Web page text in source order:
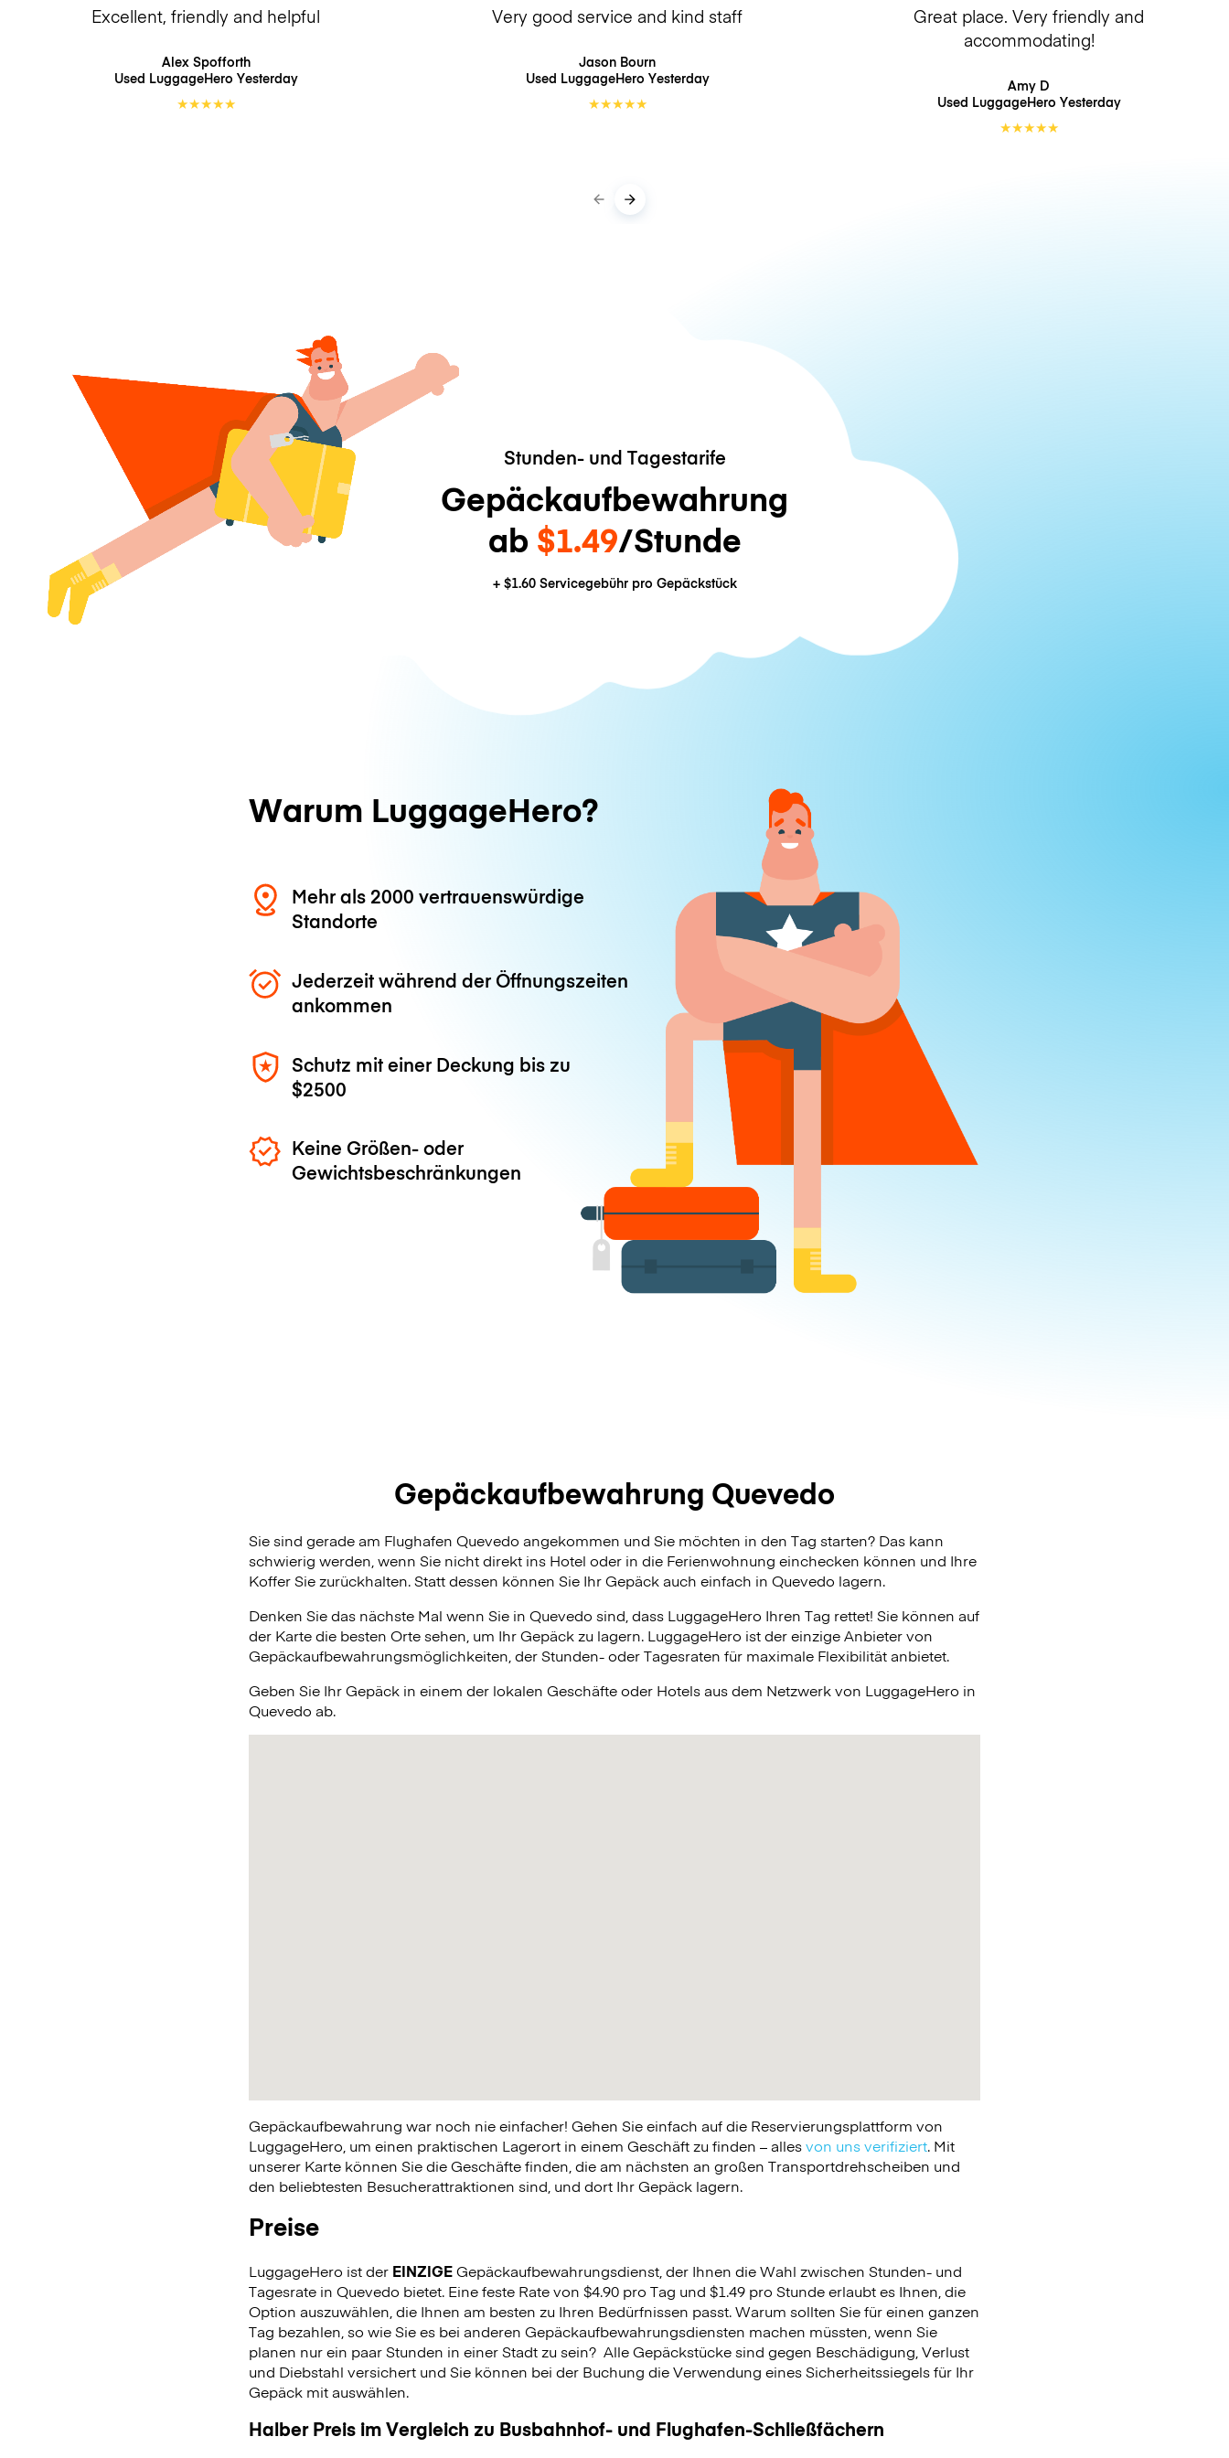
Excellent, friendly and helpful
Alex Spofforth
Used LuggageHero Yesterday
★★★★★
Very good service and kind staff
Jason Bourn
Used LuggageHero Yesterday
★★★★★
Great place. Very friendly and
accommodating!
Amy D
Used LuggageHero Yesterday
★★★★★
Stunden- und Tagestarife
Gepäckaufbewahrung
ab $1.49/Stunde
+ $1.60Servicegebühr pro Gepäckstück
Warum LuggageHero?
Mehr als 2000 vertrauenswürdige
Standorte
Jederzeit während der Öffnungszeiten
ankommen
Schutz mit einer Deckung bis zu
$2500
Keine Größen- oder
Gewichtsbeschränkungen
Gepäckaufbewahrung Quevedo
Sie sind gerade am Flughafen Quevedo angekommen und Sie möchten in den Tag starten? Das kann
schwierig werden, wenn Sie nicht direkt ins Hotel oder in die Ferienwohnung einchecken können und Ihre
Koffer Sie zurückhalten. Statt dessen können Sie Ihr Gepäck auch einfach in Quevedo lagern.
Denken Sie das nächste Mal wenn Sie in Quevedo sind, dass LuggageHero Ihren Tag rettet! Sie können auf
der Karte die besten Orte sehen, um Ihr Gepäck zu lagern. LuggageHero ist der einzige Anbieter von
Gepäckaufbewahrungsmöglichkeiten, der Stunden- oder Tagesraten für maximale Flexibilität anbietet.
Geben Sie Ihr Gepäck in einem der lokalen Geschäfte oder Hotels aus dem Netzwerk von LuggageHero in
Quevedo ab.
Gepäckaufbewahrung war noch nie einfacher! Gehen Sie einfach auf die Reservierungsplattform von
LuggageHero, um einen praktischen Lagerort in einem Geschäft zu finden – allesvon uns verifiziert. Mit
unserer Karte können Sie die Geschäfte finden, die am nächsten an großen Transportdrehscheiben und
den beliebtesten Besucherattraktionen sind, und dort Ihr Gepäck lagern.
Preise
LuggageHero ist der EINZIGEGepäckaufbewahrungsdienst, der Ihnen die Wahl zwischen Stunden- und
Tagesrate in Quevedo bietet. Eine feste Rate von $4.90 pro Tag und $1.49 pro Stunde erlaubt es Ihnen, die
Option auszuwählen, die Ihnen am besten zu Ihren Bedürfnissen passt. Warum sollten Sie für einen ganzen
Tag bezahlen, so wie Sie es bei anderen Gepäckaufbewahrungsdiensten machen müssten, wenn Sie
planen nur ein paar Stunden in einer Stadt zu sein? Alle Gepäckstücke sind gegen Beschädigung, Verlust
und Diebstahl versichert und Sie können bei der Buchung die Verwendung eines Sicherheitssiegels für Ihr
Gepäck mit auswählen.
Halber Preis im Vergleich zu Busbahnhof- und Flughafen-Schließfächern